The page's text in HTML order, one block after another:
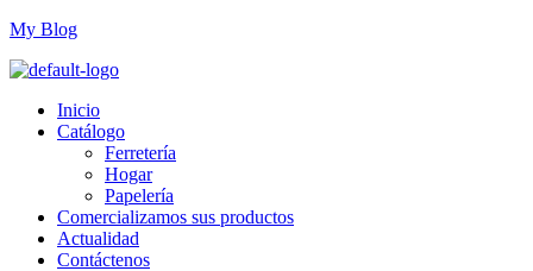
My Blog
Inicio
Catálogo
Ferretería
Hogar
Papelería
Comercializamos sus productos
Actualidad
Contáctenos